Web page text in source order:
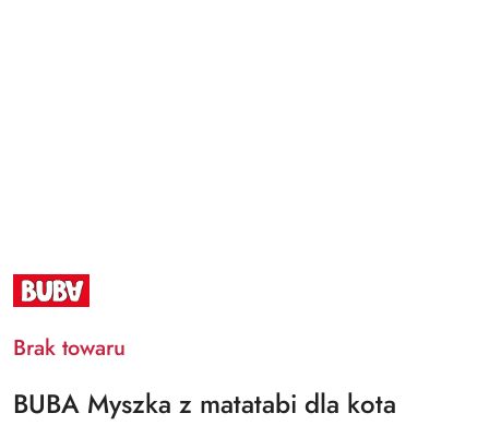
NAZWA
PRODUCENTA:
BUBA
Brak towaru
BUBA Myszka z matatabi dla kota